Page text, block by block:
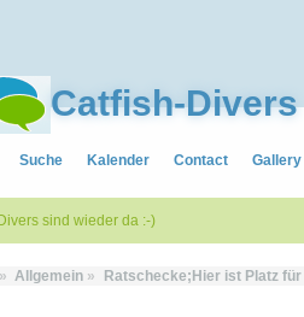
Catfish-Divers
Suche Kalender Contact Gallery
sind wieder da :-)
» Allgemein » Ratschecke;Hier ist Platz